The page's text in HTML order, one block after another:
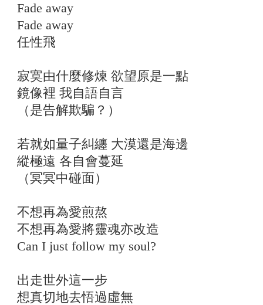
Fade away
Fade away
任性飛
寂寞由什麼修煉 欲望原是一點
鏡像裡 我自語自言
（是告解欺騙？）
若就如量子糾纏 大漠還是海邊
縱極遠 各自會蔓延
（冥冥中碰面）
不想再為愛煎熬
不想再為愛將靈魂亦改造
Can I just follow my soul?
出走世外這一步
想真切地去悟過虛無